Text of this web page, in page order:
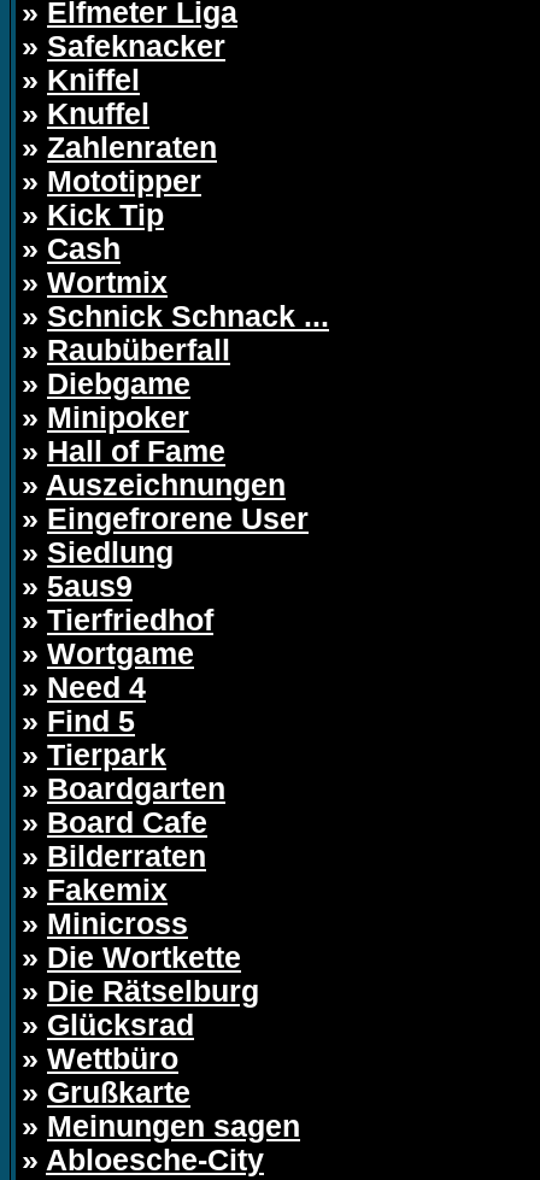
» Elfmeter Liga
» Safeknacker
» Kniffel
» Knuffel
» Zahlenraten
» Mototipper
» Kick Tip
» Cash
» Wortmix
» Schnick Schnack ...
» Raubüberfall
» Diebgame
» Minipoker
» Hall of Fame
» Auszeichnungen
» Eingefrorene User
» Siedlung
» 5aus9
» Tierfriedhof
» Wortgame
» Need 4
» Find 5
» Tierpark
» Boardgarten
» Board Cafe
» Bilderraten
» Fakemix
» Minicross
» Die Wortkette
» Die Rätselburg
» Glücksrad
» Wettbüro
» Grußkarte
» Meinungen sagen
» Abloesche-City